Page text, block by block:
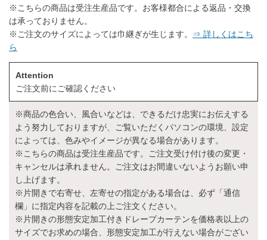
※こちらの商品は受注生産品です。お客様都合による返品・交換
は承っておりません。
※ご注文のサイズによっては巾継ぎが生じます。
⇒ 詳しくはこち
ら
Attention
ご注文前にご確認ください
※商品の色合い、風合いなどは、できるだけ忠実にお伝えする
よう努力しておりますが、ご覧いただくパソコンの環境、設定
によっては、色みやイメージが異なる場合があります。
※こちらの商品は受注生産品です。ご注文受け付け後の変更・
キャンセルは承れません。ご注文はお間違いないようお願い申
し上げます。
※片開きで右寄せ、左寄せの指定がある場合は、必ず「通信
欄」に指定内容を記載の上ご注文ください。
※片開きの形態安定加工付きドレープカーテンを価格表以上の
サイズでお求めの場合、形態安定加工が行えない場合がござい